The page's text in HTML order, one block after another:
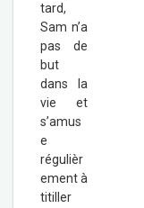
tard,
Sam n’a
pas de
but
dans la
vie et
s’amus
e
régulièr
ement à
titiller